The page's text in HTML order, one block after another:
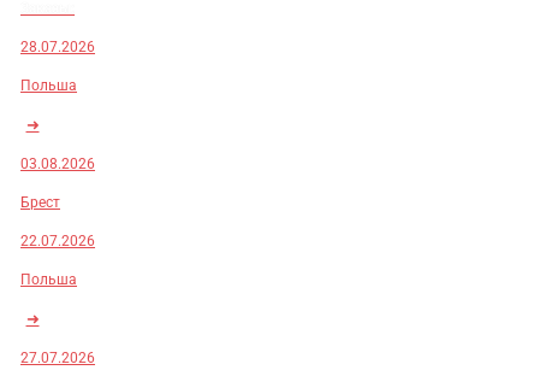
28.07.2026
Польша
➜
03.08.2026
Брест
22.07.2026
Польша
➜
27.07.2026